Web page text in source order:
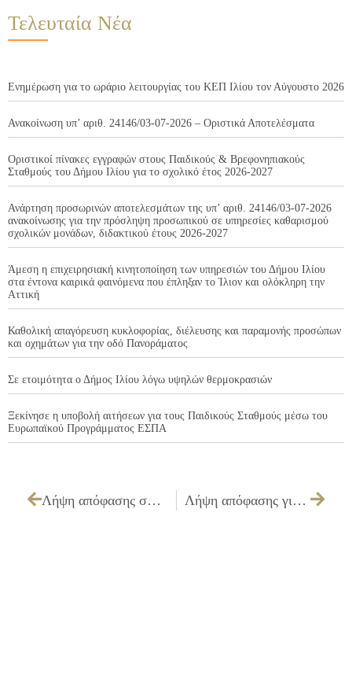
Τελευταία Νέα
Ενημέρωση για το ωράριο λειτουργίας του ΚΕΠ Ιλίου τον Αύγουστο 2026
Ανακοίνωση υπ’ αριθ. 24146/03-07-2026 – Οριστικά Αποτελέσματα
Οριστικοί πίνακες εγγραφών στους Παιδικούς & Βρεφονηπιακούς
Σταθμούς του Δήμου Ιλίου για το σχολικό έτος 2026-2027
Ανάρτηση προσωρινών αποτελεσμάτων της υπ’ αριθ. 24146/03-07-2026
ανακοίνωσης για την πρόσληψη προσωπικού σε υπηρεσίες καθαρισμού
σχολικών μονάδων, διδακτικού έτους 2026-2027
Άμεση η επιχειρησιακή κινητοποίηση των υπηρεσιών του Δήμου Ιλίου
στα έντονα καιρικά φαινόμενα που έπληξαν το Ίλιον και ολόκληρη την
Αττική
Καθολική απαγόρευση κυκλοφορίας, διέλευσης και παραμονής προσώπων
και οχημάτων για την οδό Πανοράματος
Σε ετοιμότητα ο Δήμος Ιλίου λόγω υψηλών θερμοκρασιών
Ξεκίνησε η υποβολή αιτήσεων για τους Παιδικούς Σταθμούς μέσω του
Ευρωπαϊκού Προγράμματος ΕΣΠΑ
Λήψη απόφασης σφράγιση του καταστήματος ΜΠΟΥΓΑΤΣΑΔΙΚΟ ΓΙΑ ΠΕΡΑΣΤΙΚΟΥΣ & ΟΡΘΙΟΥΣ ιδιοκτησίας ΓΚΟΥΒΕΡΟΥ ΑΝΔΡΕΑ του ΙΩΑΝΝΗ επί της Λ. Χασιάς 151, στο Ίλιον, λόγω στέρησης της νόμιμης άδειας λειτουργίας της αρμόδιας αρχής Λήψη απόφασης για την έγκριση διάθεσης πίστωσης ποσού 53.500,00 € (με ΦΠΑ) για την κατασκευή του έργου «ΑΝΑΚΑΙΝΙΣΗ ΧΡΩΜΑΤΙΣΜΩΝ ΣΧΟΛΙΚΩΝ ΚΤΙΡΙΩΝ ΕΡΓΟΛΑΒΙΑΣ Δ3/10»